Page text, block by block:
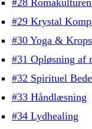
#28
#29 Krystal
#30 Yoga &
#31 Opløsning af
#32 Spirituel
#33 Håndlæsning
#34 Lydhealing